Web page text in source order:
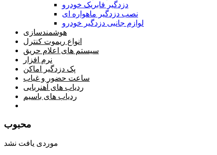
دزدگیر فابریک خودرو
نصب دزدگیر ماهواره ای
لوازم جانبی دزدگیر خودرو
هوشمندسازی
انواع ریموت کنترل
سیستم های اعلام حریق
نرم افزار
پک دزدگیر اماکن
ساعت حضور و غیاب
ردیاب های آهنربایی
ردیاب های باسیم
محبوب
موردی یافت نشد